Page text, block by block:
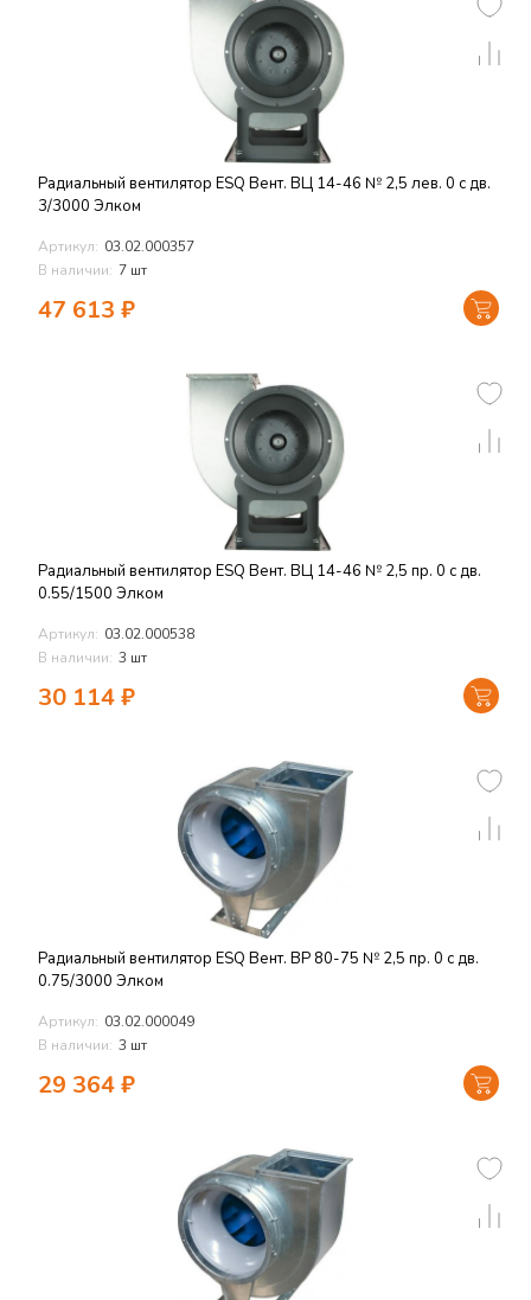
Радиальный вентилятор ESQ Вент. ВЦ 14-46 № 2,5 лев. 0 с дв.
3/3000 Элком
Артикул: 03.02.000357
В наличии: 7 шт
47 613 ₽
Радиальный вентилятор ESQ Вент. ВЦ 14-46 № 2,5 пр. 0 с дв.
0.55/1500 Элком
Артикул: 03.02.000538
В наличии: 3 шт
30 114₽
Радиальный вентилятор ESQ Вент. ВР 80-75 № 2,5 пр. 0 с дв.
0.75/3000 Элком
Артикул: 03.02.000049
В наличии: 3 шт
29 364₽